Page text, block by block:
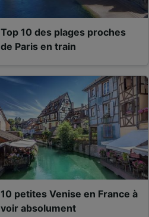
Top 10 des plages proches
de Paris en train
10 petites Venise en France à
voir absolument